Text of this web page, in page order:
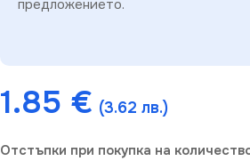
предложението.
1.85 € (3.62 лв.)
Отстъпки при покупка на